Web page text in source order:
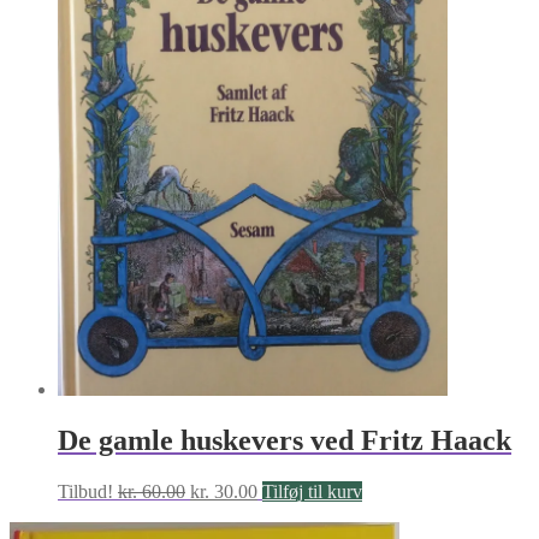
De gamle huskevers ved Fritz Haack
Tilbud! kr.60.00 Den
pris
kr. 30.00Den
pris
Tilføj til kurv